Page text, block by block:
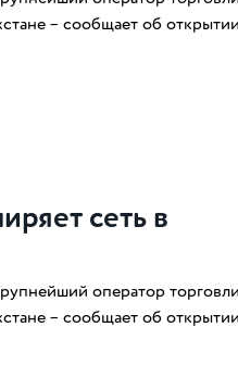
– сообщает об
сеть в
оператор
– сообщает об